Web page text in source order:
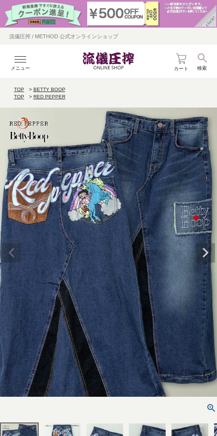
流儀圧搾 / METHOD 公式オンラインショップ
メニュー カート 検索
TOP
BETTY BOOP
TOP
RED PEPPER